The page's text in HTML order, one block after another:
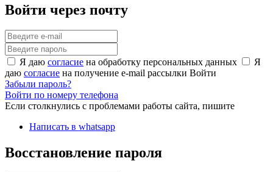
Войти через почту
Я даю согласие на обработку персональных данных
Я
даю согласие на получение e-mail рассылки Войти
Забыли пароль?
Войти по номеру телефона
Если столкнулись с проблемами работы сайта, пишите
Написать в whatsapp
Восстановление пароля